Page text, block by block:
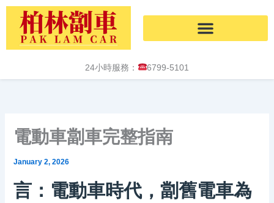
Skip
content
24小時服務： 6799-5101
電動車劏車完整指南
January 2, 2026
言：電動車時代，劏舊電車為